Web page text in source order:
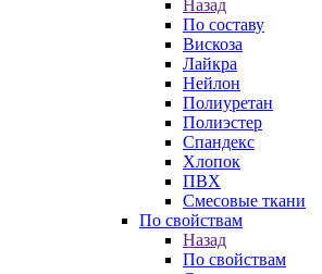
Назад
По составу
Вискоза
Лайкра
Нейлон
Полиуретан
Полиэстер
Спандекс
Хлопок
ПВХ
Смесовые ткани
По свойствам
Назад
По свойствам